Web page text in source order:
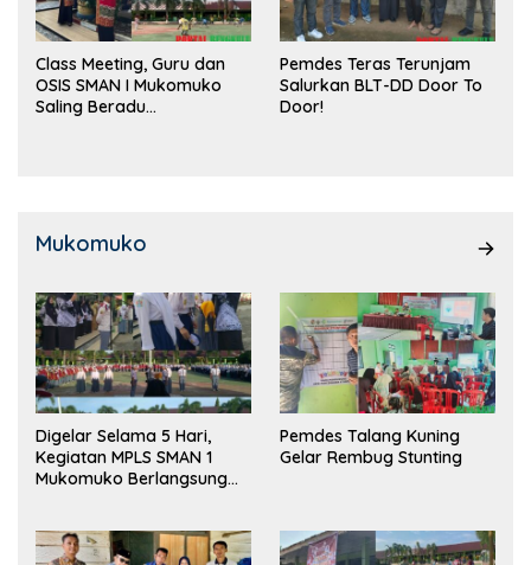
Class Meeting, Guru dan
OSIS SMAN I Mukomuko
Saling Beradu
Pemdes Teras Terunjam
Salurkan BLT-DD Door To
Door!
Mukomuko
Digelar Selama 5 Hari,
Kegiatan MPLS SMAN 1
Mukomuko Berlangsung
Pemdes Talang Kuning
Gelar Rembug Stunting